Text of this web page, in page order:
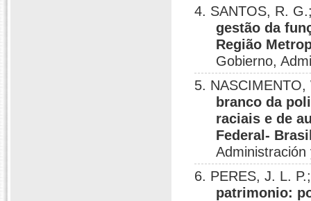
4. SANTOS, R.
gestão da
Região
Gobierno,
5.
branco da
raciais e de
Federal-
6. PERES, J. L.
patrimonio: